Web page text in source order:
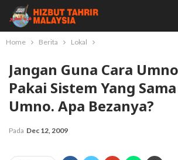
Home Berita Lokal
Jangan Guna Cara
Pakai Sistem Yang
Umno. Apa Bezanya?
Pada Dec 12, 2009